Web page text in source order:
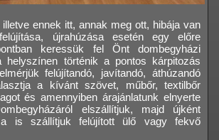
ennek itt, annak meg ott, hibája van
újrahúzása esetén egy előre
keressük fel Önt dombegyházi
helyszínen történik a pontos kárpitozás
felújítandó, javítandó, áthúzandó
a kívánt szövet, műbőr, textilbőr
és amennyiben árajánlatunk elnyerte
elszállítjuk, majd újként
is szállítjuk felújított ülő vagy fekvő